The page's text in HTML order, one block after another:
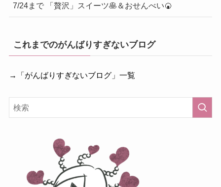
7/24まで 「贅沢」スイーツ🥞＆おせんべい🍘
これまでのがんばりすぎないブログ
→「がんばりすぎないブログ」一覧